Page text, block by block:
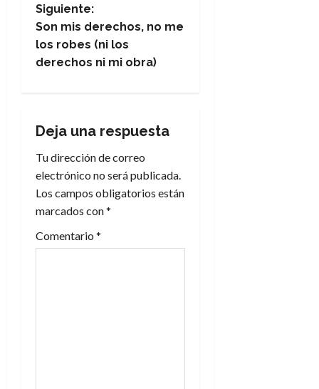
e
g
a
i
ó
n
e
Siguiente:
Son mis derechos, no me
los robes (ni los
derechos ni mi obra)
Deja una respuesta
Tu dirección de correo
electrónico no será publicada.
Los campos obligatorios están
marcados con*
Comentario *